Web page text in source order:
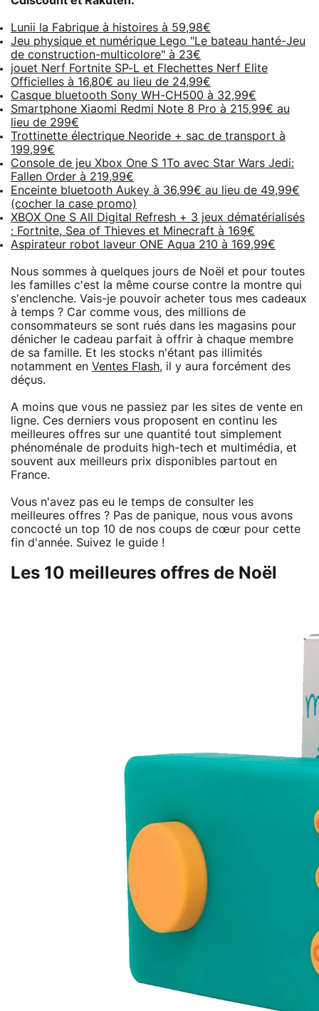
Lunii la Fabrique à histoires à 59,98€
Jeu physique et numérique Lego "Le bateau hanté-Jeu
de construction-multicolore" à 23€
jouet Nerf Fortnite SP-L et Flechettes Nerf Elite
Officielles à 16,80€ au lieu de 24,99€
Casque bluetooth Sony WH-CH500 à 32,99€
Smartphone Xiaomi Redmi Note 8 Pro à 215,99€ au
lieu de 299€
Trottinette électrique Neoride + sac de transport à
199,99€
Console de jeu Xbox One S 1To avec Star Wars Jedi:
Fallen Order à 219,99€
Enceinte bluetooth Aukey à 36,99€ au lieu de 49,99€
(cocher la case promo)
XBOX One S All Digital Refresh + 3 jeux dématérialisés
: Fortnite, Sea of Thieves et Minecraft à 169€
Aspirateur robot laveur ONE Aqua 210 à 169,99€
Nous sommes à quelques jours de Noël et pour toutes
les familles c'est la même course contre la montre qui
s'enclenche. Vais-je pouvoir acheter tous mes cadeaux
à temps ? Car comme vous, des millions de
consommateurs se sont rués dans les magasins pour
dénicher le cadeau parfait à offrir à chaque membre
de sa famille. Et les stocks n'étant pas illimités
notamment en Ventes Flash, il y aura forcément des
déçus.
A moins que vous ne passiez par les sites de vente en
ligne. Ces derniers vous proposent en continu les
meilleures offres sur une quantité tout simplement
phénoménale de produits high-tech et multimédia, et
souvent aux meilleurs prix disponibles partout en
France.
Vous n'avez pas eu le temps de consulter les
meilleures offres ? Pas de panique, nous vous avons
concocté un top 10 de nos coups de cœur pour cette
fin d'année. Suivez le guide !
Les 10 meilleures offres de Noël